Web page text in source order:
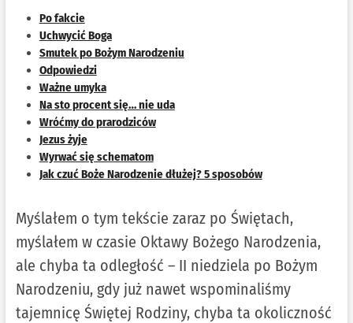
Po fakcie
Uchwycić Boga
Smutek po Bożym Narodzeniu
Odpowiedzi
Ważne umyka
Na sto procent się… nie uda
Wróćmy do prarodziców
Jezus żyje
Wyrwać się schematom
Jak czuć Boże Narodzenie dłużej? 5 sposobów
Myślałem o tym tekście zaraz po Świętach,
myślałem w czasie Oktawy Bożego Narodzenia,
ale chyba ta odległość – II niedziela po Bożym
Narodzeniu, gdy już nawet wspominaliśmy
tajemnicę Świętej Rodziny, chyba ta okoliczność